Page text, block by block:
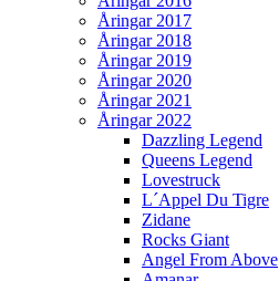
Åringar 2017
Åringar 2018
Åringar 2019
Åringar 2020
Åringar 2021
Åringar 2022
Dazzling Legend
Queens Legend
Lovestruck
L´Appel Du Tigre
Zidane
Rocks Giant
Angel From Above